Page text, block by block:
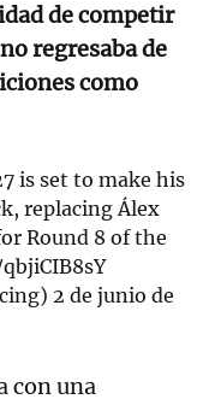
de competir
regresaba de
como
is set to make his
replacing Álex
Round 8 of the
2 de junio de
con una